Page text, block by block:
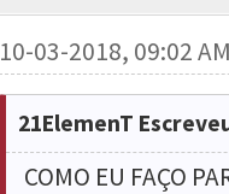
10-03-2018, 09:02
21ElemenT
COMO EU FAÇO